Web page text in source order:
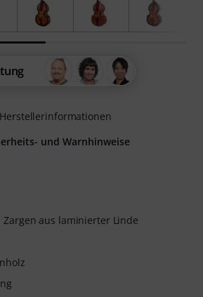
Zargen aus laminierter Linde
Herstellerinformationen
und Warnhinweise